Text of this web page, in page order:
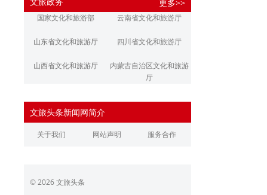
江南都市报 潇湘晨报
更多>>
国家文化和旅游部 云南省文化和旅游厅
山东省文化和旅游厅 四川省文化和旅游厅
山西省文化和旅游厅
内蒙古自治区文化和旅游
厅
浙江省文化和旅游厅
江西省文化和旅游厅 河南省文化和旅游厅
广东省文化和旅游厅
文旅头条新闻网简介
关于我们 网站声明 服务合作
© 2026 文旅头条